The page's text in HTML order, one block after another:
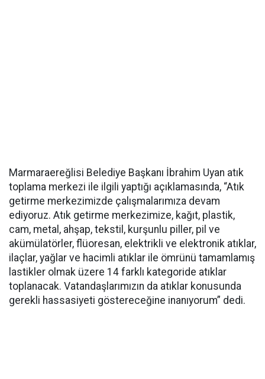
Marmaraereğlisi Belediye Başkanı İbrahim Uyan atık
toplama merkezi ile ilgili yaptığı açıklamasında, “Atık
getirme merkezimizde çalışmalarımıza devam
ediyoruz. Atık getirme merkezimize, kağıt, plastik,
cam, metal, ahşap, tekstil, kurşunlu piller, pil ve
akümülatörler, flüoresan, elektrikli ve elektronik atıklar,
ilaçlar, yağlar ve hacimli atıklar ile ömrünü tamamlamış
lastikler olmak üzere 14 farklı kategoride atıklar
toplanacak. Vatandaşlarımızın da atıklar konusunda
gerekli hassasiyeti göstereceğine inanıyorum” dedi.